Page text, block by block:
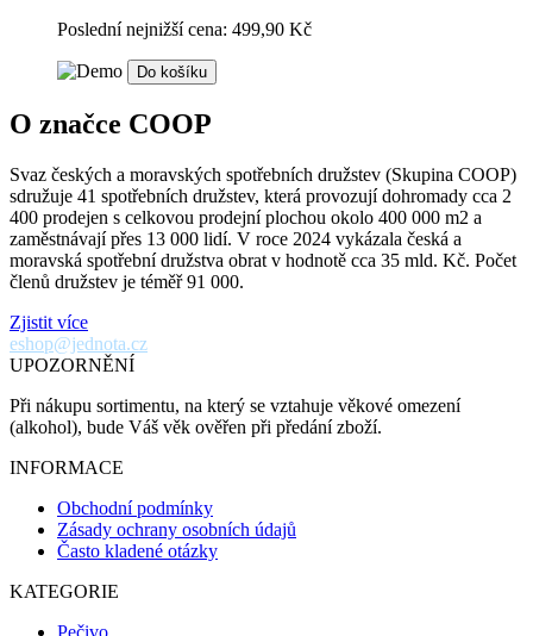
Poslední nejnižší cena: 499,90 Kč
Do košíku
O značce COOP
Svaz českých a moravských spotřebních družstev (Skupina COOP)
sdružuje 41 spotřebních družstev, která provozují dohromady cca 2
400 prodejen s celkovou prodejní plochou okolo 400 000 m2 a
zaměstnávají přes 13 000 lidí. V roce 2024 vykázala česká a
moravská spotřební družstva obrat v hodnotě cca 35 mld. Kč. Počet
členů družstev je téměř 91 000.
Zjistit více
eshop@jednota.cz
UPOZORNĚNÍ
Při nákupu sortimentu, na který se vztahuje věkové omezení
(alkohol), bude Váš věk ověřen při předání zboží.
INFORMACE
Obchodní podmínky
Zásady ochrany osobních údajů
Často kladené otázky
KATEGORIE
Pečivo